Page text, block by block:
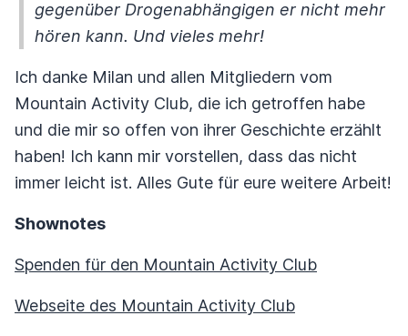
gegenüber Drogenabhängigen er nicht mehr
hören kann. Und vieles mehr!
Ich danke Milan und allen Mitgliedern vom
Mountain Activity Club, die ich getroffen habe
und die mir so offen von ihrer Geschichte erzählt
haben! Ich kann mir vorstellen, dass das nicht
immer leicht ist. Alles Gute für eure weitere Arbeit!
Shownotes
Spenden für den Mountain Activity Club
Webseite des Mountain Activity Club